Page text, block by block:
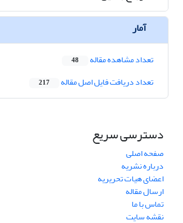
آمار
تعداد مشاهده مقاله 48
تعداد دریافت فایل اصل مقاله 217
دسترسی سریع
صفحه اصلی
درباره نشریه
اعضای هیات تحریریه
ارسال مقاله
تماس با ما
نقشه سایت